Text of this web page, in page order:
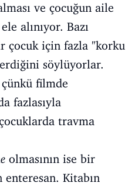
ve çocuğun aile
alınıyor. Bazı
çocuk için fazla "korku
söylüyorlar.
filmde
fazlasıyla
travma
olmasının ise bir
Kitabın